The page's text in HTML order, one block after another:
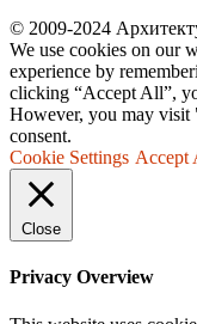
© 2009-2024
We use cookies on our
experience by
clicking “Accept All”,
However, you may visit
consent.
Cookie Settings Accept
Close
Privacy Overview